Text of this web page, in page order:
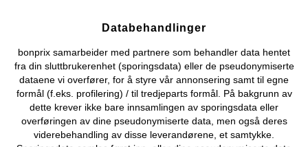
Databehandlinger
bonprix samarbeider med partnere som behandler data hentet
fra din sluttbrukerenhet (sporingsdata) eller de pseudonymiserte
dataene vi overfører, for å styre vår annonsering samt til egne
formål (f.eks. profilering) / til tredjeparts formål. På bakgrunn av
dette krever ikke bare innsamlingen av sporingsdata eller
overføringen av dine pseudonymiserte data, men også deres
viderebehandling av disse leverandørene, et samtykke.